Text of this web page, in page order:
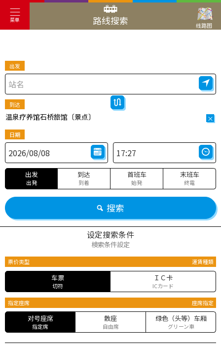
菜单 路线搜索 线路图
出发
到达
温泉疗养馆石桥旅馆〔景点〕 ×
日期
出发
出発
到达
到着
首班车
始発
末班车
終電
搜索
设定搜索条件
検索条件設定
票价类型 運賃種類
车票
切符
ＩＣ卡
ICカード
指定座席 座席指定
对号座席
指定席
散座
自由席
绿色（头等）车厢
グリーン車